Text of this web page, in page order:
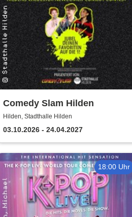
Comedy Slam Hilden
Hilden, Stadthalle Hilden
03.10.2026 - 24.04.2027
18:00 Uhr